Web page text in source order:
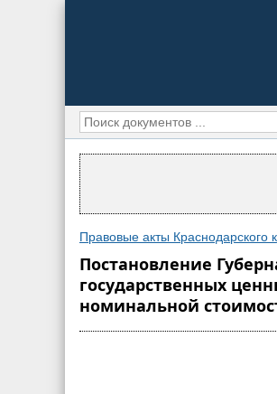
Правовые акты Краснодарского
Постановление
государственных
номинальной